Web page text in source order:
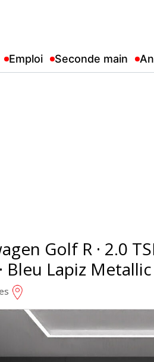
Emploi Seconde main
Golf R · 2.0
Bleu Lapiz